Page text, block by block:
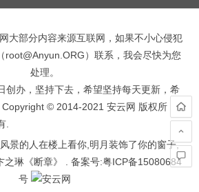
大部分内容来源互联网，如果不小心侵犯
root@Anyun.ORG）联系，我会尽快为您
处理。
创办，坚持下去，希望坚持每天更新，希
© 2014-2021 安云网 版权所
.
景的人在楼上看你,明月装饰了你的窗子,
之琳《断章》 . 备案号:粤ICP备15080684
号